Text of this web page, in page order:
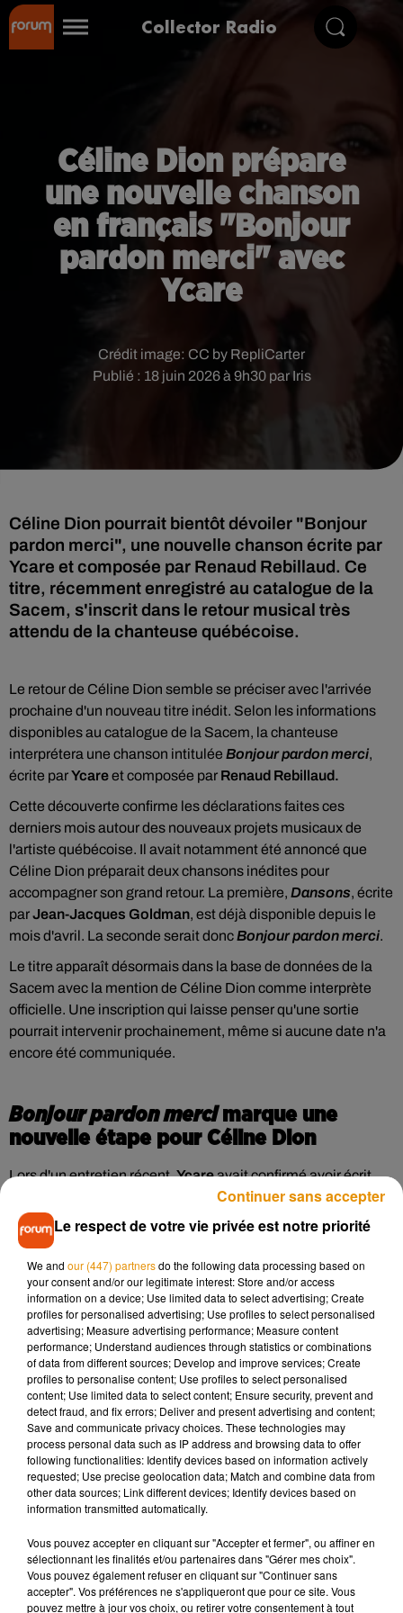
Collector Radio
Céline Dion prépare
une nouvelle chanson
en français "Bonjour
pardon merci" avec
Ycare
Publié : 18 juin 2026 à 9h30 par Iris
Crédit image: CC by RepliCarter
Céline Dion pourrait bientôt dévoiler "Bonjour
pardon merci", une nouvelle chanson écrite par
Ycare et composée par Renaud Rebillaud. Ce
titre, récemment enregistré au catalogue de la
Sacem, s'inscrit dans le retour musical très
attendu de la chanteuse québécoise.
Le retour de Céline Dion semble se préciser avec l'arrivée
prochaine d'un nouveau titre inédit. Selon les informations
disponibles au catalogue de la Sacem, la chanteuse
interprétera une chanson intitulée Bonjour pardon merci,
écrite parYcareet composée par Renaud Rebillaud.
Cette découverte confirme les déclarations faites ces
derniers mois autour des nouveaux projets musicaux de
l'artiste québécoise. Il avait notamment été annoncé que
Céline Dion préparait deux chansons inédites pour
accompagner son grand retour. La première, Dansons, écrite
parJean-Jacques Goldman, est déjà disponible depuis le
mois d'avril. La seconde serait doncBonjour pardon merci.
Le titre apparaît désormais dans la base de données de la
Sacem avec la mention de Céline Dion comme interprète
officielle. Une inscription qui laisse penser qu'une sortie
pourrait intervenir prochainement, même si aucune date n'a
encore été communiquée.
Bonjour pardon mercimarque une
nouvelle étape pour Céline Dion
Lors d'un entretien récent,Ycareavait confirmé avoir écrit
pour Céline Dion une chanson centrée sur la gratitude. Le
titre
Bonjour pardon merci
semble parfaitement refléter
cette thématique positive et introspective.
L'auteur-compositeur poursuit ainsi une collaboration
prestigieuse avec l'une des plus grandes voix francophones.
Quant àRenaud Rebillaud, il apporte son expérience de
producteur et compositeur reconnu. Au fil des années, il a
signé de nombreux succès pour plusieurs artistes majeurs
de la scène française.
Cette nouvelle chanson intervient dans une période
particulièrement importante pour Céline Dion. Après
plusieurs années marquées par ses problèmes de santé, la
chanteuse multiplie les signes de retour artistique.
L'annonce de ses concerts à Paris a notamment provoqué un
préventes ont enregistré une demande massive, confirmant
l'attachement intact du public à l'interprète de
Pour que tu
m'aimes encore.
Le respect de votre vie privée est notre priorité
We and our (447) partnersdo the following data processing based on
your consent and/or our legitimate interest: Store and/or access
information on a device; Use limited data to select advertising; Create
profiles for personalised advertising; Use profiles to select personalised
advertising; Measure advertising performance; Measure content
performance; Understand audiences through statistics or combinations
of data from different sources; Develop and improve services; Create
profiles to personalise content; Use profiles to select personalised
content; Use limited data to select content; Ensure security, prevent and
detect fraud, and fix errors; Deliver and present advertising and content;
Save and communicate privacy choices. These technologies may
process personal data such as IP address and browsing data to offer
following functionalities: Identify devices based on information actively
requested; Use precise geolocation data; Match and combine data from
other data sources; Link different devices; Identify devices based on
information transmitted automatically.
Vous pouvez accepter en cliquant sur "Accepter et fermer", ou affiner en
sélectionnant les finalités et/ou partenaires dans "Gérer mes choix".
Vous pouvez également refuser en cliquant sur "Continuer sans
accepter". Vos préférences ne s'appliqueront que pour ce site. Vous
pouvez mettre à jour vos choix, ou retirer votre consentement à tout
Continuer sans accepter